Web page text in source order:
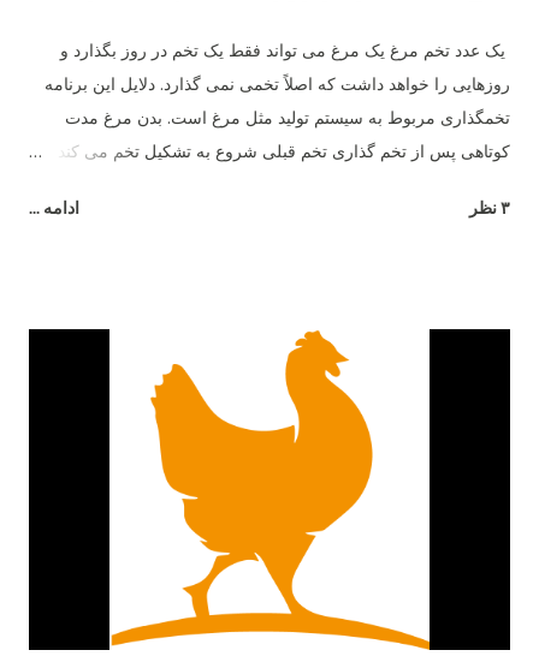
یک عدد تخم مرغ یک مرغ می تواند فقط یک تخم در روز بگذارد و
روزهایی را خواهد داشت که اصلاً تخمی نمی گذارد. دلایل این برنامه
تخمگذاری مربوط به سیستم تولید مثل مرغ است. بدن مرغ مدت
کوتاهی پس از تخم گذاری تخم قبلی شروع به تشکیل تخم می کند و
۳ نظر ادامه ...